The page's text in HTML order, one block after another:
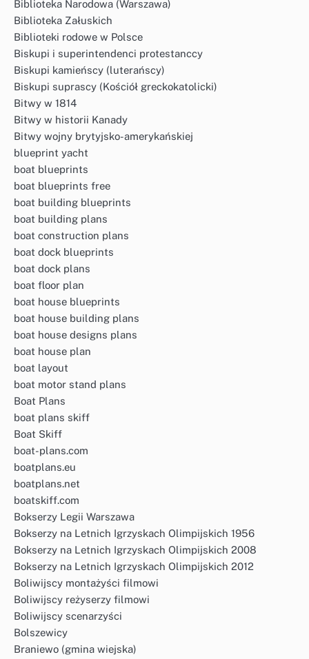
Biblioteka Narodowa (Warszawa)
Biblioteka Załuskich
Biblioteki rodowe w Polsce
Biskupi i superintendenci protestanccy
Biskupi kamieńscy (luterańscy)
Biskupi suprascy (Kościół greckokatolicki)
Bitwy w 1814
Bitwy w historii Kanady
Bitwy wojny brytyjsko-amerykańskiej
blueprint yacht
boat blueprints
boat blueprints free
boat building blueprints
boat building plans
boat construction plans
boat dock blueprints
boat dock plans
boat floor plan
boat house blueprints
boat house building plans
boat house designs plans
boat house plan
boat layout
boat motor stand plans
Boat Plans
boat plans skiff
Boat Skiff
boat-plans.com
boatplans.eu
boatplans.net
boatskiff.com
Bokserzy Legii Warszawa
Bokserzy na Letnich Igrzyskach Olimpijskich 1956
Bokserzy na Letnich Igrzyskach Olimpijskich 2008
Bokserzy na Letnich Igrzyskach Olimpijskich 2012
Boliwijscy montażyści filmowi
Boliwijscy reżyserzy filmowi
Boliwijscy scenarzyści
Bolszewicy
Braniewo (gmina wiejska)